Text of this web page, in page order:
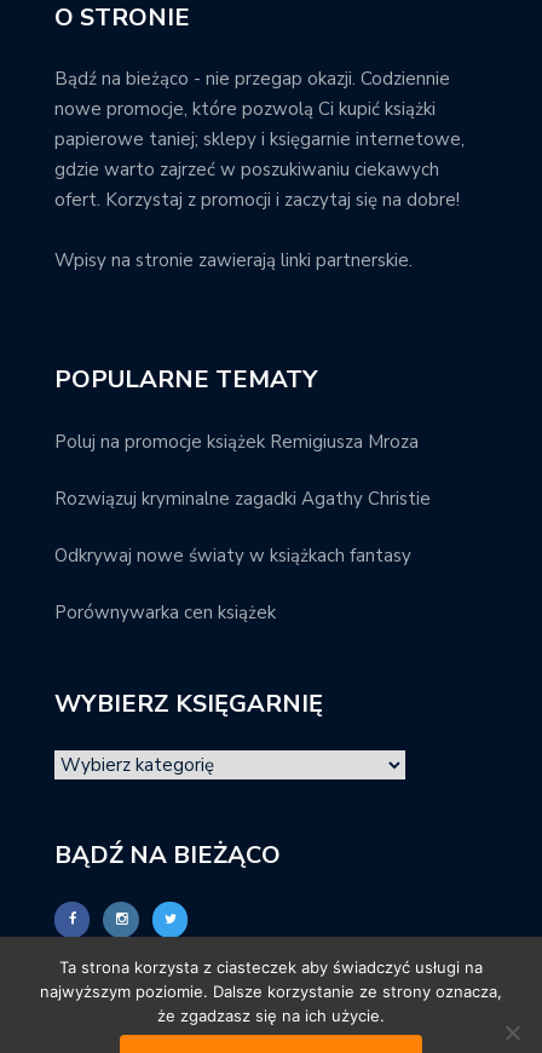
O STRONIE
Bądź na bieżąco - nie przegap okazji. Codziennie
nowe promocje, które pozwolą Ci kupić książki
papierowe taniej; sklepy i księgarnie internetowe,
gdzie warto zajrzeć w poszukiwaniu ciekawych
ofert. Korzystaj z promocji i zaczytaj się na dobre!
Wpisy na stronie zawierają linki partnerskie.
POPULARNE TEMATY
Poluj na promocje książek Remigiusza Mroza
Rozwiązuj kryminalne zagadki Agathy Christie
Odkrywaj nowe światy w książkach fantasy
Porównywarka cen książek
WYBIERZ KSIĘGARNIĘ
BĄDŹ NA BIEŻĄCO
Ta strona korzysta z ciasteczek aby świadczyć usługi na
najwyższym poziomie. Dalsze korzystanie ze strony oznacza,
że zgadzasz się na ich użycie.